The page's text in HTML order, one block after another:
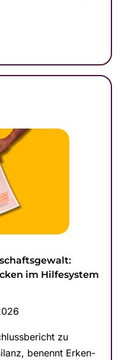
im Hilfesystem
zu
benennt Er­ken­